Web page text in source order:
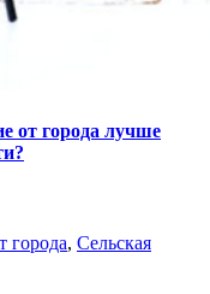
от города лучше
города, Сельская